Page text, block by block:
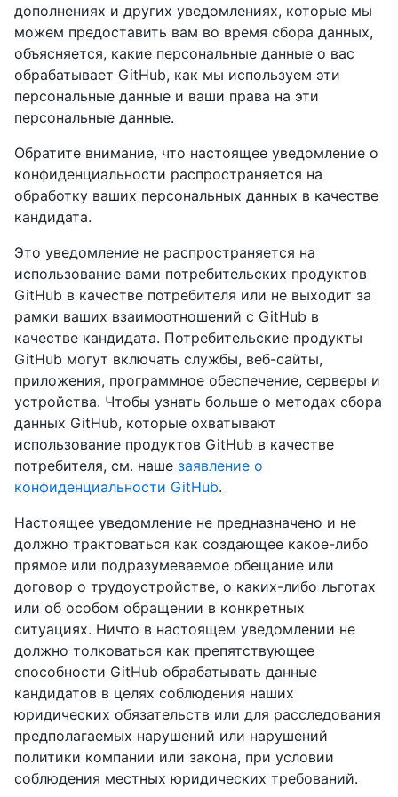
дополнениях и других уведомлениях, которые мы
можем предоставить вам во время сбора данных,
объясняется, какие персональные данные о вас
обрабатывает GitHub, как мы используем эти
персональные данные и ваши права на эти
персональные данные.
Обратите внимание, что настоящее уведомление о
конфиденциальности распространяется на
обработку ваших персональных данных в качестве
кандидата.
Это уведомление не распространяется на
использование вами потребительских продуктов
GitHub в качестве потребителя или не выходит за
рамки ваших взаимоотношений с GitHub в
качестве кандидата. Потребительские продукты
GitHub могут включать службы, веб-сайты,
приложения, программное обеспечение, серверы и
устройства. Чтобы узнать больше о методах сбора
данных GitHub, которые охватывают
использование продуктов GitHub в качестве
потребителя, см. наше заявление о
конфиденциальности GitHub.
Настоящее уведомление не предназначено и не
должно трактоваться как создающее какое-либо
прямое или подразумеваемое обещание или
договор о трудоустройстве, о каких-либо льготах
или об особом обращении в конкретных
ситуациях. Ничто в настоящем уведомлении не
должно толковаться как препятствующее
способности GitHub обрабатывать данные
кандидатов в целях соблюдения наших
юридических обязательств или для расследования
предполагаемых нарушений или нарушений
политики компании или закона, при условии
соблюдения местных юридических требований.